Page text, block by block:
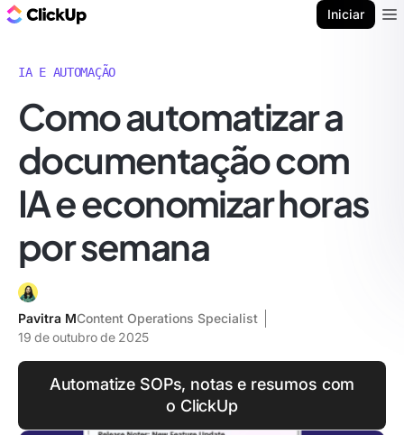
Iniciar
IA E AUTOMAÇÃO
Como automatizar a
documentação com
IA e economizar horas
por semana
Pavitra MContent Operations Specialist
19 de outubro de 2025
Automatize SOPs, notas e resumos com
o ClickUp